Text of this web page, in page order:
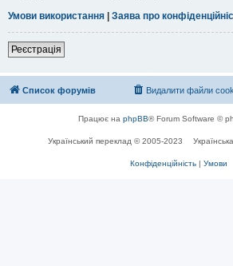
Умови використання | Заява про
Реєстрація
Список форумів Видалити файли
Працює на phpBB® Forum Software ©
Український переклад © 2005-2023
Конфіденційність | Умови